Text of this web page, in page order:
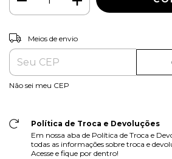
Entregas para o CEP:
Meios de envio
Não sei meu CEP
Política de Troca e Devoluções
Em nossa aba de Política de Troca e
todas as informações sobre troca e
Acesse e fique por dentro!